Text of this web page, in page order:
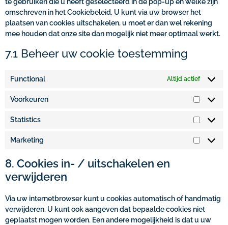
omschreven in het Cookiebeleid. U kunt via uw browser het
plaatsen van cookies uitschakelen, u moet er dan wel rekening
mee houden dat onze site dan mogelijk niet meer optimaal werkt.
7.1 Beheer uw cookie toestemming
Functional Altijd actief
Voorkeuren
Statistics
Marketing
8. Cookies in- / uitschakelen en
verwijderen
Via uw internetbrowser kunt u cookies automatisch of handmatig
verwijderen. U kunt ook aangeven dat bepaalde cookies niet
geplaatst mogen worden. Een andere mogelijkheid is dat u uw